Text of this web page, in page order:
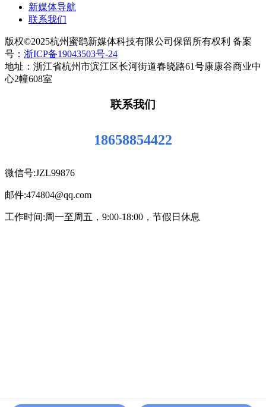
新媒体导航
联系我们
版权©2025杭州蜜鹞新媒体科技有限公司保留所有权利 备案
号： 浙ICP备19043503号-24
地址：浙江省杭州市滨江区长河街道春晓路61号康康谷商业中
心2幢608室
联系我们
18658854422
微信号:JZL99876
邮件:474804@qq.com
工作时间:周一至周五，9:00-18:00，节假日休息